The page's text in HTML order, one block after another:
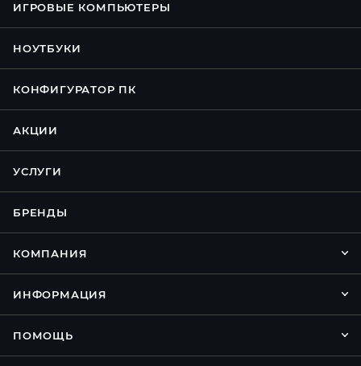
ИГРОВЫЕ КОМПЬЮТЕРЫ
НОУТБУКИ
КОНФИГУРАТОР ПК
АКЦИИ
УСЛУГИ
БРЕНДЫ
КОМПАНИЯ
ИНФОРМАЦИЯ
ПОМОЩЬ